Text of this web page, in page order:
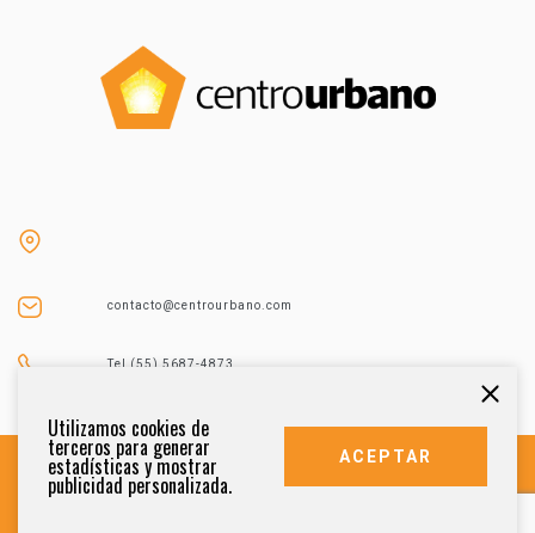
contacto@centrourbano.com
Tel (55) 5687-4873
Utilizamos cookies de
terceros para generar
estadísticas y mostrar
publicidad personalizada.
ACEPTAR